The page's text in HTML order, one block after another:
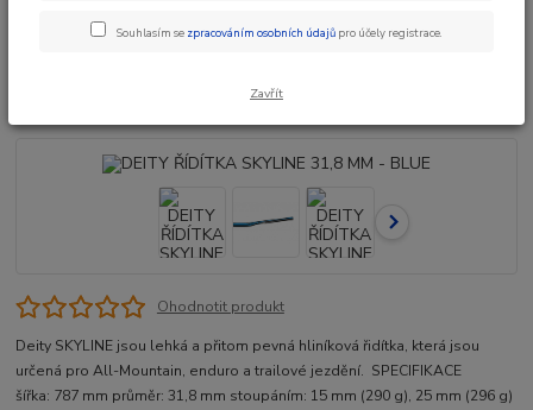
Ohodnotit produkt
Deity SKYLINE jsou lehká a přitom pevná hliníková řidítka, která jsou
určená pro All-Mountain, enduro a trailové jezdění. SPECIFIKACE
šířka: 787 mm průměr: 31,8 mm stoupáním: 15 mm (290 g), 25 mm (296 g)
Souhlasím se zpracováním osobních údajů pro účely registrace.
Zavřít